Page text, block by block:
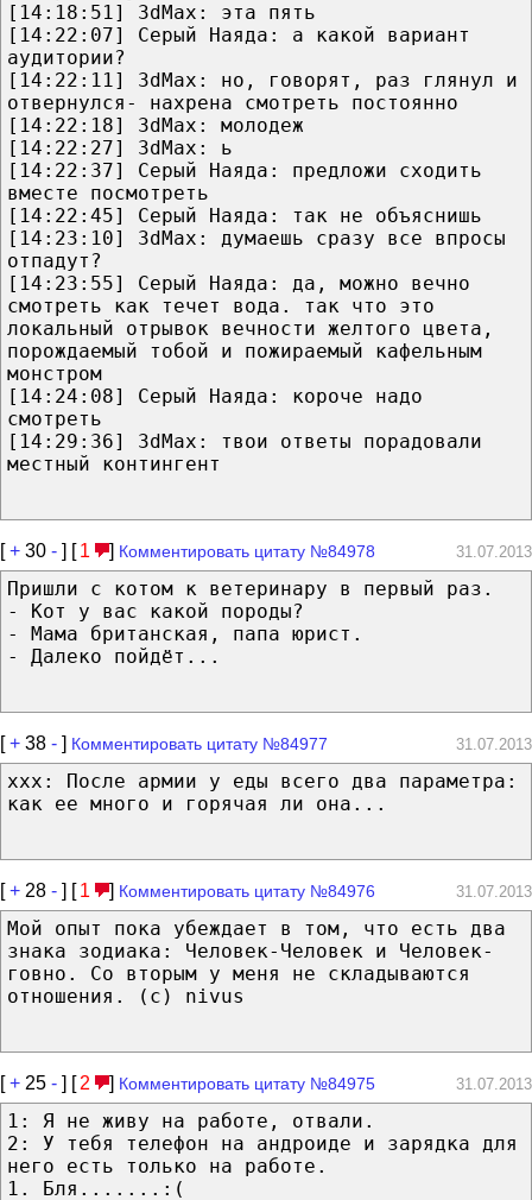
[14:18:51] 3dMax: эта пять
[14:22:07] Серый Наяда: а какой вариант
аудитории?
[14:22:11] 3dMax: но, говорят, раз глянул и
отвернулся- нахрена смотреть постоянно
[14:22:18] 3dMax: молодеж
[14:22:27] 3dMax: ь
[14:22:37] Серый Наяда: предложи сходить
вместе посмотреть
[14:22:45] Серый Наяда: так не объяснишь
[14:23:10] 3dMax: думаешь сразу все впросы
отпадут?
[14:23:55] Серый Наяда: да, можно вечно
смотреть как течет вода. так что это
локальный отрывок вечности желтого цвета,
порождаемый тобой и пожираемый кафельным
монстром
[14:24:08] Серый Наяда: короче надо
смотреть
[14:29:36] 3dMax: твои ответы порадовали
местный контингент
[+ 30 - ] [ 1 ] Комментировать цитату №84978 31.07.2013
Пришли с котом к ветеринару в первый раз.
- Кот у вас какой породы?
- Мама британская, папа юрист.
- Далеко пойдёт...
[+ 38 - ] Комментировать цитату №84977 31.07.2013
xxx: После армии у еды всего два параметра:
как ее много и горячая ли она...
[+ 28 - ] [ 1 ] Комментировать цитату №84976 31.07.2013
Мой опыт пока убеждает в том, что есть два
знака зодиака: Человек-Человек и Человек-
говно. Со вторым у меня не складываются
отношения. (c) nivus
[+ 25 - ] [ 2 ] Комментировать цитату №84975 31.07.2013
1: Я не живу на работе, отвали.
2: У тебя телефон на андроиде и зарядка для
него есть только на работе.
1. Бля.......:(